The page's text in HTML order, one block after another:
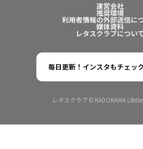
運営会社
推奨環境
利用者情報の外部送信に
媒体資料
レタスクラブについ
毎日更新！インスタもチェッ
レタスクラブ © KADOKAWA